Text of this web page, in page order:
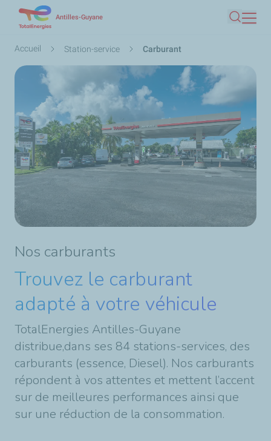
contenu
Antilles-Guyane
Fil
d'Ariane
Accueil Station-service Carburant
Trouvez le carburant
adapté à votre véhicule
Nos carburants
TotalEnergies Antilles-Guyane
distribue,dans ses 84 stations-services, des
carburants (essence, Diesel). Nos carburants
répondent à vos attentes et mettent l’accent
sur de meilleures performances ainsi que
sur une réduction de la consommation.